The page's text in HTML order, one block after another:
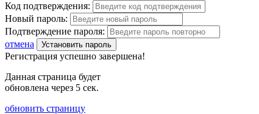
Код подтверждения:
Новый пароль:
Подтверждение пароля:
отмена
Установить пароль
Регистрация успешно завершена!
Данная страница будет
обновлена через 5 сек.
обновить страницу